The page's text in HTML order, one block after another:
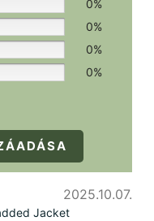
0%
0%
0%
0%
2025.10.07.
Jacket